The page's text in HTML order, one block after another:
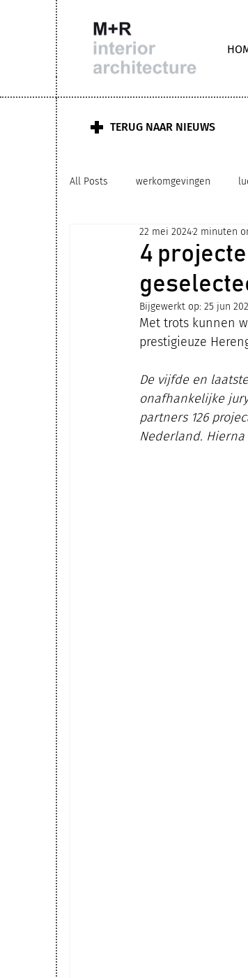
TERUG NAAR NIEUWS
All Posts werkomgevingen
M+R interior architecture
upgrading zorg
4
22 mei 20242 minuten
Bijgewerkt op: 25 jun
Met trots kunnen
prestigieuze
De vijfde en
onafhankelijke
partners 126
Nederland.